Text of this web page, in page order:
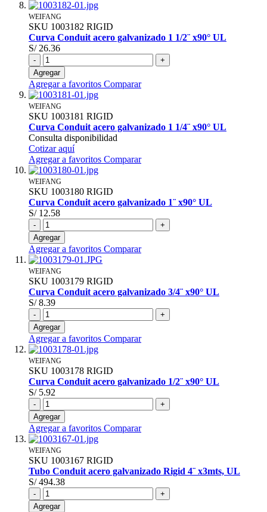
WEIFANG
SKU 1003182 RIGID
Curva Conduit acero galvanizado 1 1/2¨ x90° UL
S/ 26.36
-
+
Agregar
Agregar a favoritos Comparar
WEIFANG
SKU 1003181 RIGID
Curva Conduit acero galvanizado 1 1/4¨ x90° UL
Consulta disponibilidad
Cotizar aquí
Agregar a favoritos Comparar
WEIFANG
SKU 1003180 RIGID
Curva Conduit acero galvanizado 1¨ x90° UL
S/ 12.58
-
+
Agregar
Agregar a favoritos Comparar
WEIFANG
SKU 1003179 RIGID
Curva Conduit acero galvanizado 3/4¨ x90° UL
S/ 8.39
-
+
Agregar
Agregar a favoritos Comparar
WEIFANG
SKU 1003178 RIGID
Curva Conduit acero galvanizado 1/2¨ x90° UL
S/ 5.92
-
+
Agregar
Agregar a favoritos Comparar
WEIFANG
SKU 1003167 RIGID
Tubo Conduit acero galvanizado Rigid 4¨ x3mts, UL
S/ 494.38
-
+
Agregar